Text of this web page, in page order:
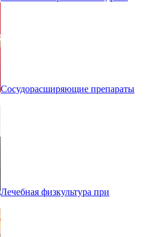
Сосудорасширяющие препараты
Лечебная физкультура при